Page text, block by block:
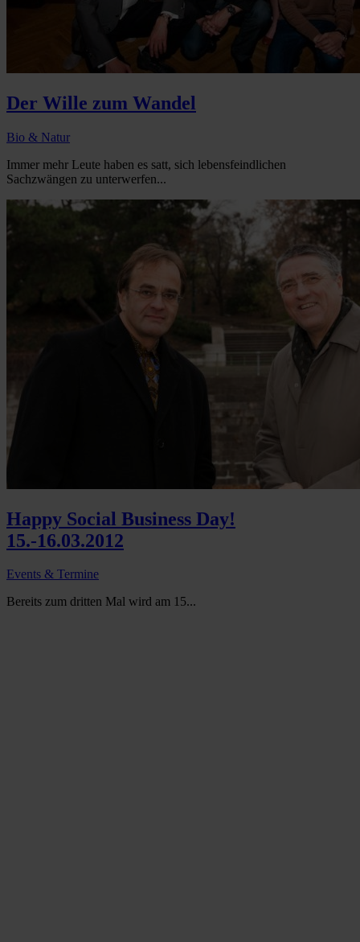
Der Wille zum Wandel
Bio & Natur
Immer mehr Leute haben es satt, sich lebensfeindlichen
Sachzwängen zu unterwerfen...
Happy Social Business Day!
15.-16.03.2012
Events & Termine
Bereits zum dritten Mal wird am 15...